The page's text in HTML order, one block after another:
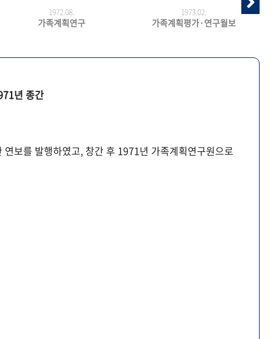
1972.08.
가족계획연구
1973.02.
가족계획평가·연구월보
년 종간
보를 발행하였고, 창간 후 1971년 가족계획연구원으로